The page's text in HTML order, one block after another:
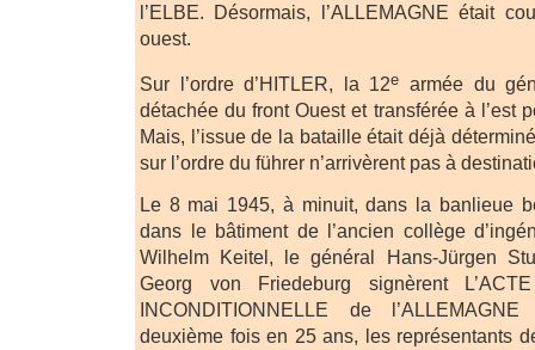
l’ELBE. Désormais, l’ALLEMAGNE était
ouest.
Sur l’ordre d’HITLER, la 12e armée du
détachée du front Ouest et transférée à l’est
Mais, l’issue de la bataille était déjà
sur l’ordre du führer n’arrivèrent pas à
Le 8 mai 1945, à minuit, dans la banlieue
dans le bâtiment de l’ancien collège
Wilhelm Keitel, le général Hans-Jürgen
Georg von Friedeburg signèrent
INCONDITIONNELLE de
deuxième fois en 25 ans, les représentants